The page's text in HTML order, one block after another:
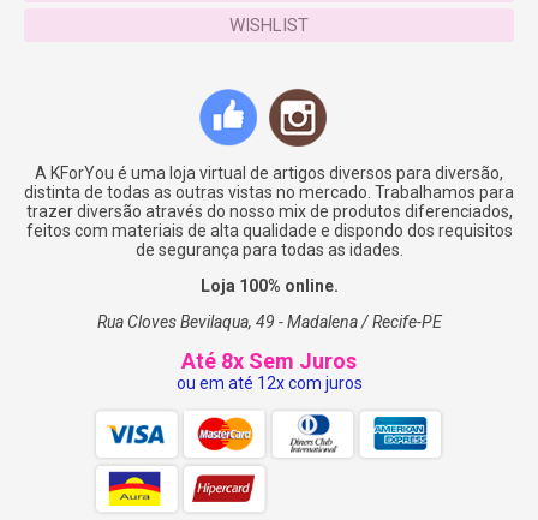
WISHLIST
A KForYou é uma loja virtual de artigos diversos para diversão,
distinta de todas as outras vistas no mercado. Trabalhamos para
trazer diversão através do nosso mix de produtos diferenciados,
feitos com materiais de alta qualidade e dispondo dos requisitos
de segurança para todas as idades.
Loja 100% online.
Rua Cloves Bevilaqua, 49 - Madalena / Recife-PE
Até 8x Sem Juros
ou em até 12x com juros